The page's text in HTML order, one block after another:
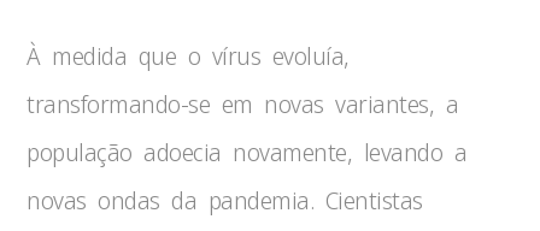
À medida que o vírus evoluía,
transformando-se em novas variantes, a
população adoecia novamente, levando a
novas ondas da pandemia. Cientistas